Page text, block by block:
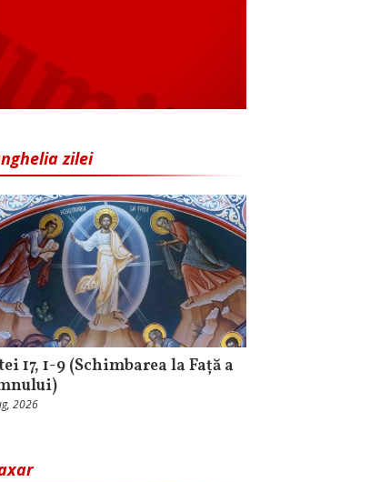
zilei
17, 1-9 (Schimbarea la Față a
2026